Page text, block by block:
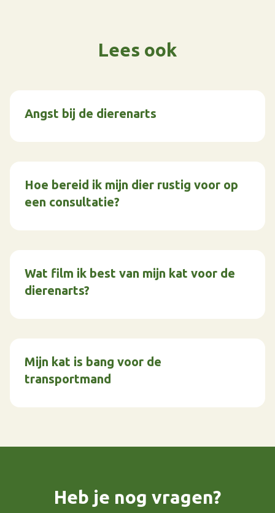
Lees ook
Angst bij de dierenarts
Hoe bereid ik mijn dier rustig voor op
een consultatie?
Wat film ik best van mijn kat voor de
dierenarts?
Mijn kat is bang voor de
transportmand
Heb je nog vragen?